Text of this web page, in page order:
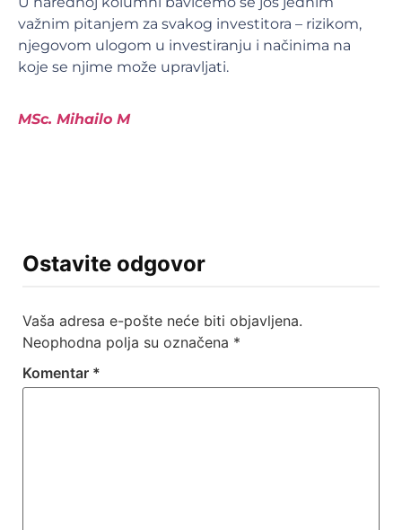
važnim pitanjem za svakog investitora – rizikom,
njegovom ulogom u investiranju i načinima na
koje se njime može upravljati.
MSc. Mihailo M
Ostavite odgovor
Vaša adresa e-pošte neće biti objavljena.
Neophodna polja su označena *
Komentar *